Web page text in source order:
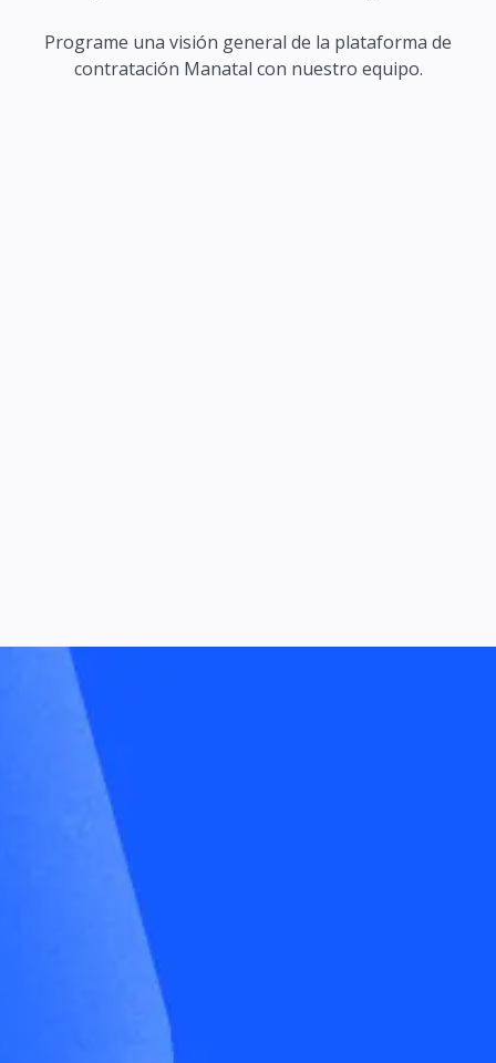
Programe una visión general de la plataforma de
contratación Manatal con nuestro equipo.